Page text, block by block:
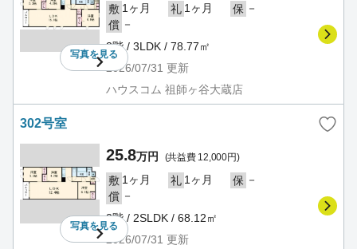
写真を見る
敷 1ヶ月 礼 1ヶ月 保 －
償 －
3階 / 3LDK / 78.77㎡
2026/07/31 更新
ハウスコム 祖師ヶ谷大蔵店
302号室
写真を見る
25.8万円 (共益費 12,000円)
敷 1ヶ月 礼 1ヶ月 保 －
償 －
3階 / 2SLDK / 68.12㎡
2026/07/31 更新